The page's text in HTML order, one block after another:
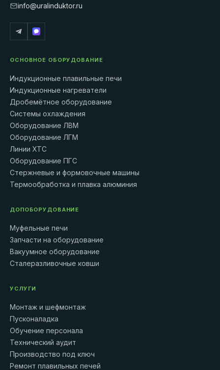
info@uralinduktor.ru
ОСНОВНОЕ ОБОРУДОВАНИЕ
Индукционные плавильные печи
Индукционные нагреватели
Дробемётное оборудование
Системы охлаждения
Оборудование ЛВМ
Оборудование ЛГМ
Линии ХТС
Оборудование ПГС
Стержневые и формовочные машины
Термообработка и плавка алюминия
ДОПОБОРУДОВАНИЕ
Муфельные печи
Запчасти на оборудование
Вакуумное оборудование
Сталеразливочные ковши
УСЛУГИ
Монтаж и шефмонтаж
Пусконаладка
Обучение персонала
Технический аудит
Производство под ключ
Ремонт плавильных печей